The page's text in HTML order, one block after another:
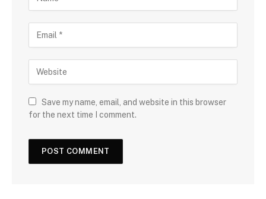
Save my name, email, and website in this browser
for the next time I comment.